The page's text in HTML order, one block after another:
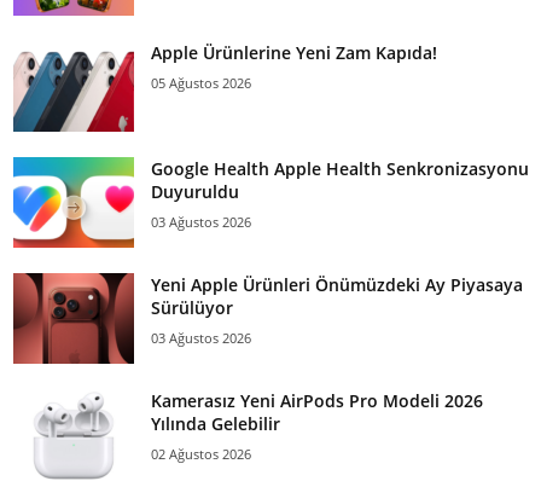
Apple Ürünlerine Yeni Zam Kapıda!
05 Ağustos 2026
Google Health Apple Health Senkronizasyonu
Duyuruldu
03 Ağustos 2026
Yeni Apple Ürünleri Önümüzdeki Ay Piyasaya
Sürülüyor
03 Ağustos 2026
Kamerasız Yeni AirPods Pro Modeli 2026
Yılında Gelebilir
02 Ağustos 2026